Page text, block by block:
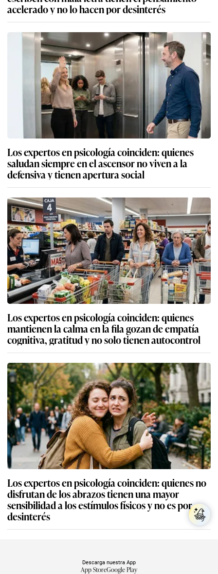
acelerado y no lo hacen por desinterés
Los expertos en psicología coinciden: quienes
saludan siempre en el ascensor no viven a la
defensiva y tienen apertura social
Los expertos en psicología coinciden: quienes
mantienen la calma en la fila gozan de empatía
cognitiva, gratitud y no solo tienen autocontrol
Los expertos en psicología coinciden: quienes no
disfrutan de los abrazos tienen una mayor
sensibilidad a los estímulos físicos y no es por
desinterés
Descarga nuestra App
App StoreGoogle Play